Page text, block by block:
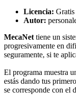
Licencia: Gratis
Autor:
MecaNet tiene un
progresivamente en
seguramente, si te
El programa muestra
estás dando tus
se corresponde con el